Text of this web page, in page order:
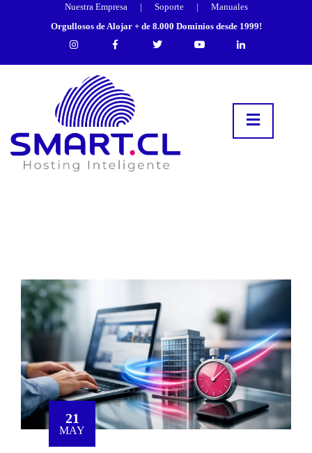
Nuestra Empresa | Soporte |
Manuales
Orgullosos de Alojar + de 8.000 Dominios desde 1999!
21
MAY